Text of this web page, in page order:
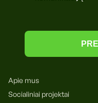
Apie mus
Socialiniai projektai